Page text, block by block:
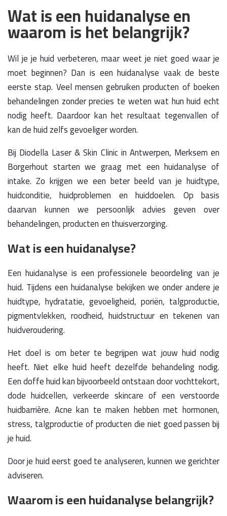
Wat is een huidanalyse en
waarom is het belangrijk?
Wil je je huid verbeteren, maar weet je niet goed waar je
moet beginnen? Dan is een huidanalyse vaak de beste
eerste stap. Veel mensen gebruiken producten of boeken
behandelingen zonder precies te weten wat hun huid echt
nodig heeft. Daardoor kan het resultaat tegenvallen of
kan de huid zelfs gevoeliger worden.
Bij Diodella Laser & Skin Clinic in Antwerpen, Merksem en
Borgerhout starten we graag met een huidanalyse of
intake. Zo krijgen we een beter beeld van je huidtype,
huidconditie, huidproblemen en huiddoelen. Op basis
daarvan kunnen we persoonlijk advies geven over
behandelingen, producten en thuisverzorging.
Wat is een huidanalyse?
Een huidanalyse is een professionele beoordeling van je
huid. Tijdens een huidanalyse bekijken we onder andere je
huidtype, hydratatie, gevoeligheid, poriën, talgproductie,
pigmentvlekken, roodheid, huidstructuur en tekenen van
huidveroudering.
Het doel is om beter te begrijpen wat jouw huid nodig
heeft. Niet elke huid heeft dezelfde behandeling nodig.
Een doffe huid kan bijvoorbeeld ontstaan door vochttekort,
dode huidcellen, verkeerde skincare of een verstoorde
huidbarrière. Acne kan te maken hebben met hormonen,
stress, talgproductie of producten die niet goed passen bij
je huid.
Door je huid eerst goed te analyseren, kunnen we gerichter
adviseren.
Waarom is een huidanalyse belangrijk?